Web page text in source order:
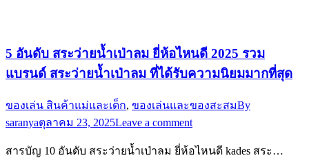
5 อันดับ สระว่ายน้ำเป่าลม ยี่ห้อไหนดี 2025 รวม
แบรนด์ สระว่ายน้ำเป่าลม ที่ได้รับความนิยมมากที่สุด
ของเล่น สินค้าแม่และเด็ก, ของเล่นและของสะสมBy
saranyaตุลาคม 23, 2025Leave a comment
สารบัญ 10 อันดับ สระว่ายน้ำเป่าลม ยี่ห้อไหนดี kades สระ…